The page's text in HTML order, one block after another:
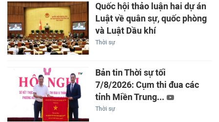
Quốc hội thảo luận hai dự án
Luật về quân sự, quốc phòng
và Luật Dầu khí
Thời sự
Bản tin Thời sự tối
7/8/2026: Cụm thi đua các
tỉnh Miền Trung...
Thời sự